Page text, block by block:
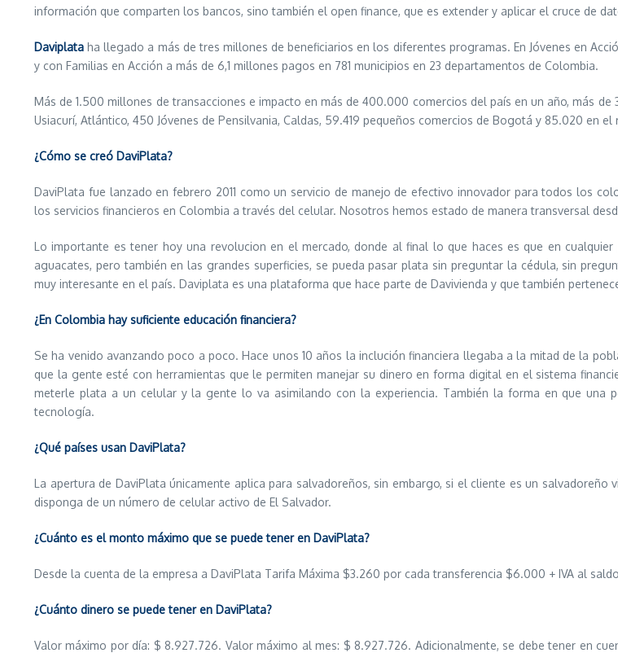
información que comparten los bancos, sino también el open finance, que es extender y aplicar el cruce de
Daviplata ha llegado a más de tres millones de beneficiarios en los diferentes programas. En Jóvenes en
y con Familias en Acción a más de 6,1 millones pagos en 781 municipios en 23 departamentos de Colombia.
Más de 1.500 millones de transacciones e impacto en más de 400.000 comercios del país en un año, más
Usiacurí, Atlántico, 450 Jóvenes de Pensilvania, Caldas, 59.419 pequeños comercios de Bogotá y 85.020 en
¿Cómo se creó DaviPlata?
DaviPlata fue lanzado en febrero 2011 como un servicio de manejo de efectivo innovador para todos los
los servicios financieros en Colombia a través del celular. Nosotros hemos estado de manera transversal
Lo importante es tener hoy una revolucion en el mercado, donde al final lo que haces es que en
aguacates, pero también en las grandes superficies, se pueda pasar plata sin preguntar la cédula, sin
muy interesante en el país. Daviplata es una plataforma que hace parte de Davivienda y que también
¿En Colombia hay suficiente educación financiera?
Se ha venido avanzando poco a poco. Hace unos 10 años la inclución financiera llegaba a la mitad de la
que la gente esté con herramientas que le permiten manejar su dinero en forma digital en el sistema
meterle plata a un celular y la gente lo va asimilando con la experiencia. También la forma en que una
tecnología.
¿Qué países usan DaviPlata?
La apertura de DaviPlata únicamente aplica para salvadoreños, sin embargo, si el cliente es un
disponga de un número de celular activo de El Salvador.
¿Cuánto es el monto máximo que se puede tener en DaviPlata?
Desde la cuenta de la empresa a DaviPlata Tarifa Máxima $3.260 por cada transferencia $6.000 + IVA al
¿Cuánto dinero se puede tener en DaviPlata?
Valor máximo por día: $ 8.927.726. Valor máximo al mes: $ 8.927.726. Adicionalmente, se debe tener en